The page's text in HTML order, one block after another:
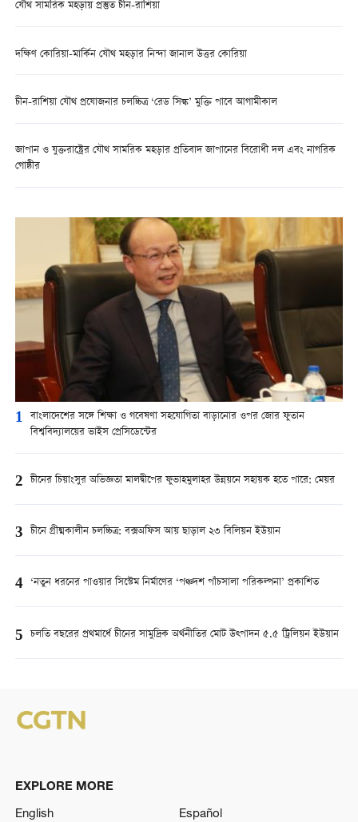
যৌথ সামরিক মহড়ায় প্রস্তুত চীন-রাশিয়া
দক্ষিণ কোরিয়া-মার্কিন যৌথ মহড়ার নিন্দা জানাল উত্তর কোরিয়া
চীন-রাশিয়া যৌথ প্রযোজনার চলচ্চিত্র ‘রেড সিল্ক’ মুক্তি পাবে আগামীকাল
জাপান ও যুক্তরাষ্ট্রের যৌথ সামরিক মহড়ার প্রতিবাদ জাপানের বিরোধী দল এবং নাগরিক
গোষ্ঠীর
1 বাংলাদেশের সঙ্গে শিক্ষা ও গবেষণা সহযোগিতা বাড়ানোর ওপর জোর ফুতান
বিশ্ববিদ্যালয়ের ভাইস প্রেসিডেন্টের
2 চীনের চিয়াংসুর অভিজ্ঞতা মালদ্বীপের ফুভাহমুলাহর উন্নয়নে সহায়ক হতে পারে: মেয়র
3 চীনে গ্রীষ্মকালীন চলচ্চিত্র: বক্সঅফিস আয় ছাড়াল ২৩ বিলিয়ন ইউয়ান
4 ‘নতুন ধরনের পাওয়ার সিস্টেম নির্মাণের ‘পঞ্চদশ পাঁচসালা পরিকল্পনা’ প্রকাশিত
5 চলতি বছরের প্রথমার্ধে চীনের সামুদ্রিক অর্থনীতির মোট উত্পাদন ৫.৫ ট্রিলিয়ন ইউয়ান
EXPLORE MORE
English
Español